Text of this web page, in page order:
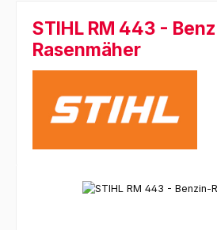
STIHL RM 443 -
Rasenmäher
Bildergalerie überspringen